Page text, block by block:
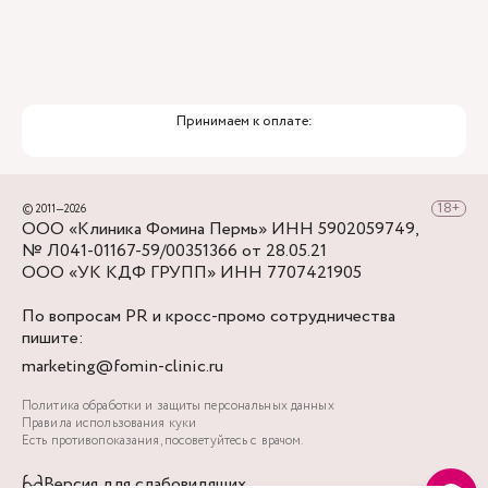
Принимаем к оплате:
© 2011—2026
ООО «Клиника Фомина Пермь» ИНН 5902059749,
№ Л041-01167-59/00351366 от 28.05.21
ООО «УК КДФ ГРУПП» ИНН 7707421905
По вопросам PR и кросс-промо сотрудничества
пишите:
marketing@fomin-clinic.ru
Политика обработки и защиты персональных данных
Правила использования куки
Есть противопоказания, посоветуйтесь с врачом.